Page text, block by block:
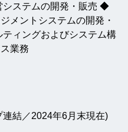
ステムの開発・販売 ◆
メントシステムの開発・
ィングおよびシステム構
業務
連結／2024年6月末現在)